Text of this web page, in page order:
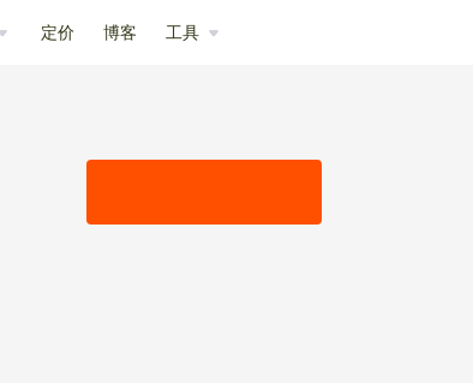
定价 博客 工具